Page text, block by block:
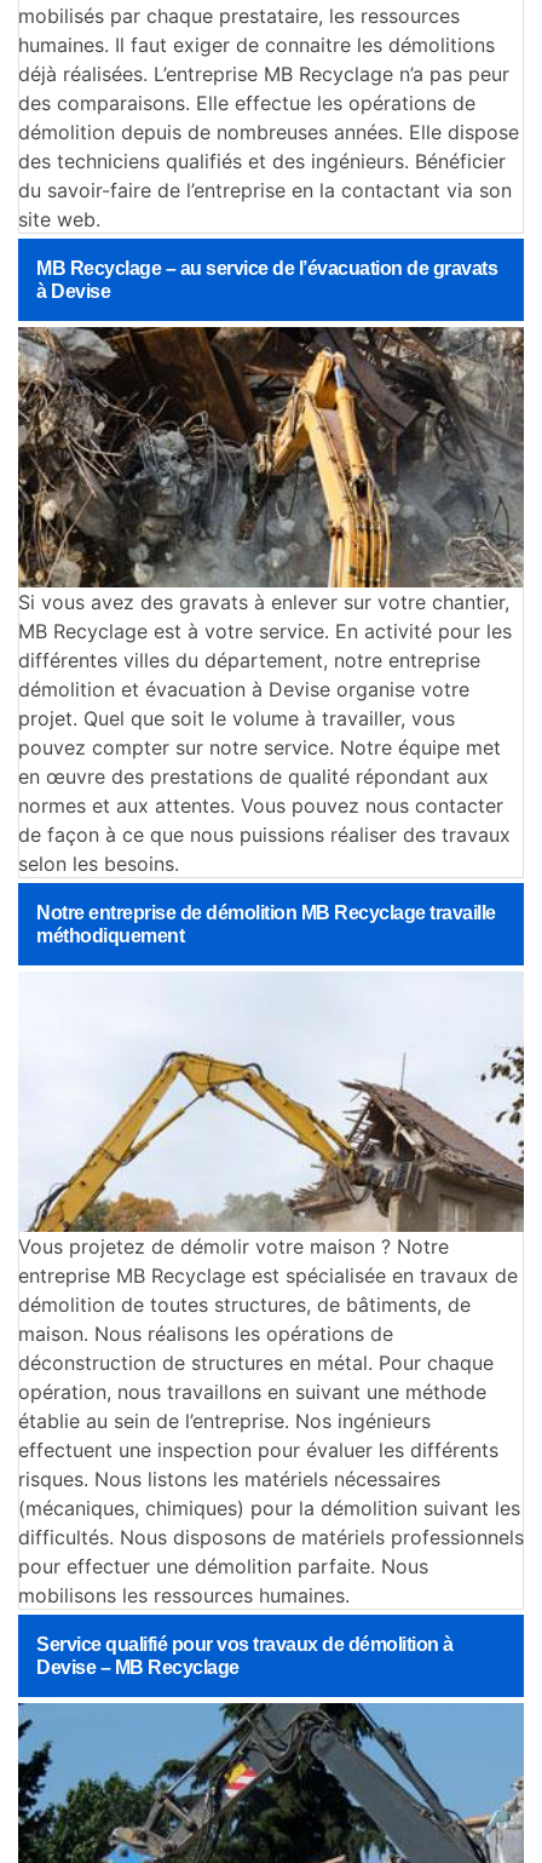
mobilisés par chaque prestataire, les ressources
humaines. Il faut exiger de connaitre les démolitions
déjà réalisées. L’entreprise MB Recyclage n’a pas peur
des comparaisons. Elle effectue les opérations de
démolition depuis de nombreuses années. Elle dispose
des techniciens qualifiés et des ingénieurs. Bénéficier
du savoir-faire de l’entreprise en la contactant via son
site web.
MB Recyclage – au service de l’évacuation de gravats
à Devise
Si vous avez des gravats à enlever sur votre chantier,
MB Recyclage est à votre service. En activité pour les
différentes villes du département, notre entreprise
démolition et évacuation à Devise organise votre
projet. Quel que soit le volume à travailler, vous
pouvez compter sur notre service. Notre équipe met
en œuvre des prestations de qualité répondant aux
normes et aux attentes. Vous pouvez nous contacter
de façon à ce que nous puissions réaliser des travaux
selon les besoins.
Notre entreprise de démolition MB Recyclage travaille
méthodiquement
Vous projetez de démolir votre maison ? Notre
entreprise MB Recyclage est spécialisée en travaux de
démolition de toutes structures, de bâtiments, de
maison. Nous réalisons les opérations de
déconstruction de structures en métal. Pour chaque
opération, nous travaillons en suivant une méthode
établie au sein de l’entreprise. Nos ingénieurs
effectuent une inspection pour évaluer les différents
risques. Nous listons les matériels nécessaires
(mécaniques, chimiques) pour la démolition suivant les
difficultés. Nous disposons de matériels professionnels
pour effectuer une démolition parfaite. Nous
mobilisons les ressources humaines.
Service qualifié pour vos travaux de démolition à
Devise – MB Recyclage